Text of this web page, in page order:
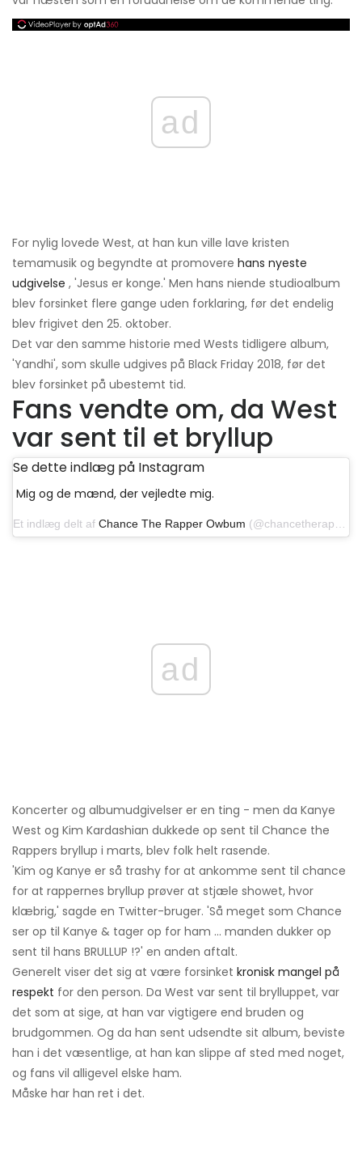
ad
For nylig lovede West, at han kun ville lave kristen
temamusik og begyndte at promovere hans nyeste
udgivelse , 'Jesus er konge.' Men hans niende studioalbum
blev forsinket flere gange uden forklaring, før det endelig
blev frigivet den 25. oktober.
Det var den samme historie med Wests tidligere album,
'Yandhi', som skulle udgives på Black Friday 2018, før det
blev forsinket på ubestemt tid.
Fans vendte om, da West
var sent til et bryllup
Se dette indlæg på Instagram
Mig og de mænd, der vejledte mig.
Et indlæg delt af Chance The Rapper Owbum (@chancetherapper) den 11. marts 2019 kl. 06:37 PDT
ad
Koncerter og albumudgivelser er en ting - men da Kanye
West og Kim Kardashian dukkede op sent til Chance the
Rappers bryllup i marts, blev folk helt rasende.
'Kim og Kanye er så trashy for at ankomme sent til chance
for at rappernes bryllup prøver at stjæle showet, hvor
klæbrig,' sagde en Twitter-bruger. 'Så meget som Chance
ser op til Kanye & tager op for ham ... manden dukker op
sent til hans BRULLUP !?' en anden aftalt.
Generelt viser det sig at være forsinket kronisk mangel på
respekt for den person. Da West var sent til brylluppet, var
det som at sige, at han var vigtigere end bruden og
brudgommen. Og da han sent udsendte sit album, beviste
han i det væsentlige, at han kan slippe af sted med noget,
og fans vil alligevel elske ham.
Måske har han ret i det.